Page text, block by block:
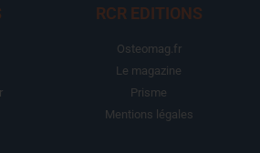
RCR EDITIONS
Osteomag.fr
Le magazine
Prisme
Mentions légales